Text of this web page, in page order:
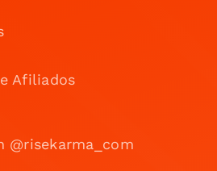
Afiliados
@risekarma_com